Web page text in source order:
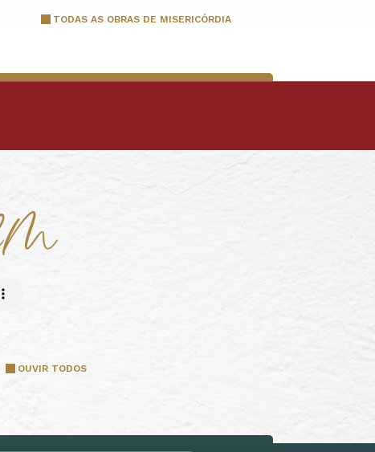
TODAS AS OBRAS DE MISERICÓRDIA
OUVIR TODOS